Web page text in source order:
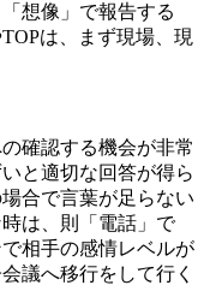
想像」で報告する
は、まず現場、現
確認する機会が非常
と適切な回答が得ら
合で言葉が足らない
は、則「電話」で
相手の感情レベルが
議へ移行をして行く